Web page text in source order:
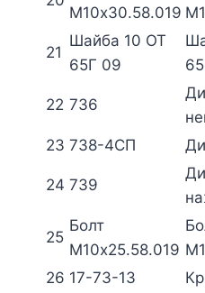
М10х30.58.019
21
Шайба 10 ОТ
65Г 09
22 736
23 738-4СП
24 739
25
Болт
М10х25.58.019
26 17-73-13